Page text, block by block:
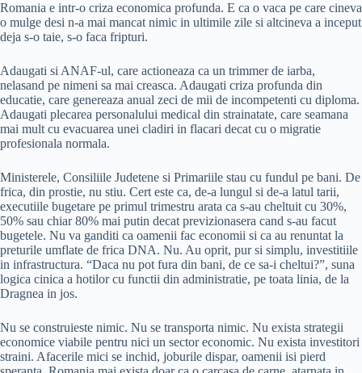
Romania e intr-o criza economica profunda. E ca o vaca pe care cineva
o mulge desi n-a mai mancat nimic in ultimile zile si altcineva a inceput
deja s-o taie, s-o faca fripturi.
Adaugati si ANAF-ul, care actioneaza ca un trimmer de iarba,
nelasand pe nimeni sa mai creasca. Adaugati criza profunda din
educatie, care genereaza anual zeci de mii de incompetenti cu diploma.
Adaugati plecarea personalului medical din strainatate, care seamana
mai mult cu evacuarea unei cladiri in flacari decat cu o migratie
profesionala normala.
Ministerele, Consiliile Judetene si Primariile stau cu fundul pe bani. De
frica, din prostie, nu stiu. Cert este ca, de-a lungul si de-a latul tarii,
executiile bugetare pe primul trimestru arata ca s-au cheltuit cu 30%,
50% sau chiar 80% mai putin decat previzionasera cand s-au facut
bugetele. Nu va ganditi ca oamenii fac economii si ca au renuntat la
preturile umflate de frica DNA. Nu. Au oprit, pur si simplu, investitiile
in infrastructura. “Daca nu pot fura din bani, de ce sa-i cheltui?”, suna
logica cinica a hotilor cu functii din administratie, pe toata linia, de la
Dragnea in jos.
Nu se construieste nimic. Nu se transporta nimic. Nu exista strategii
economice viabile pentru nici un sector economic. Nu exista investitori
straini. Afacerile mici se inchid, joburile dispar, oamenii isi pierd